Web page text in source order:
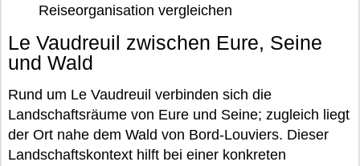
Reiseorganisation vergleichen
Le Vaudreuil zwischen Eure, Seine
und Wald
Rund um Le Vaudreuil verbinden sich die
Landschaftsräume von Eure und Seine; zugleich liegt
der Ort nahe dem Wald von Bord-Louviers. Dieser
Landschaftskontext hilft bei einer konkreten